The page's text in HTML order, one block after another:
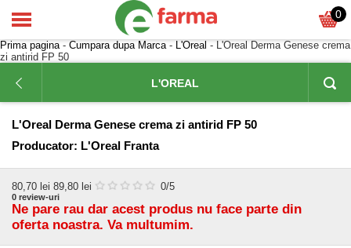
0
Prima pagina- Cumpara dupa Marca- L'Oreal - L'Oreal Derma Genese crema
zi antirid FP 50
L'OREAL
L'Oreal Derma Genese crema zi antirid FP 50
Producator: L'Oreal Franta
80,70 lei 89,80 lei 0/5
0 review-uri
Ne pare rau dar acest produs nu face parte din
oferta noastra. Va multumim.